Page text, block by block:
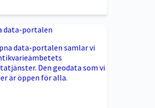
data-portalen
data-portalen samlar vi
Den geodata som vi
är öppen för alla.